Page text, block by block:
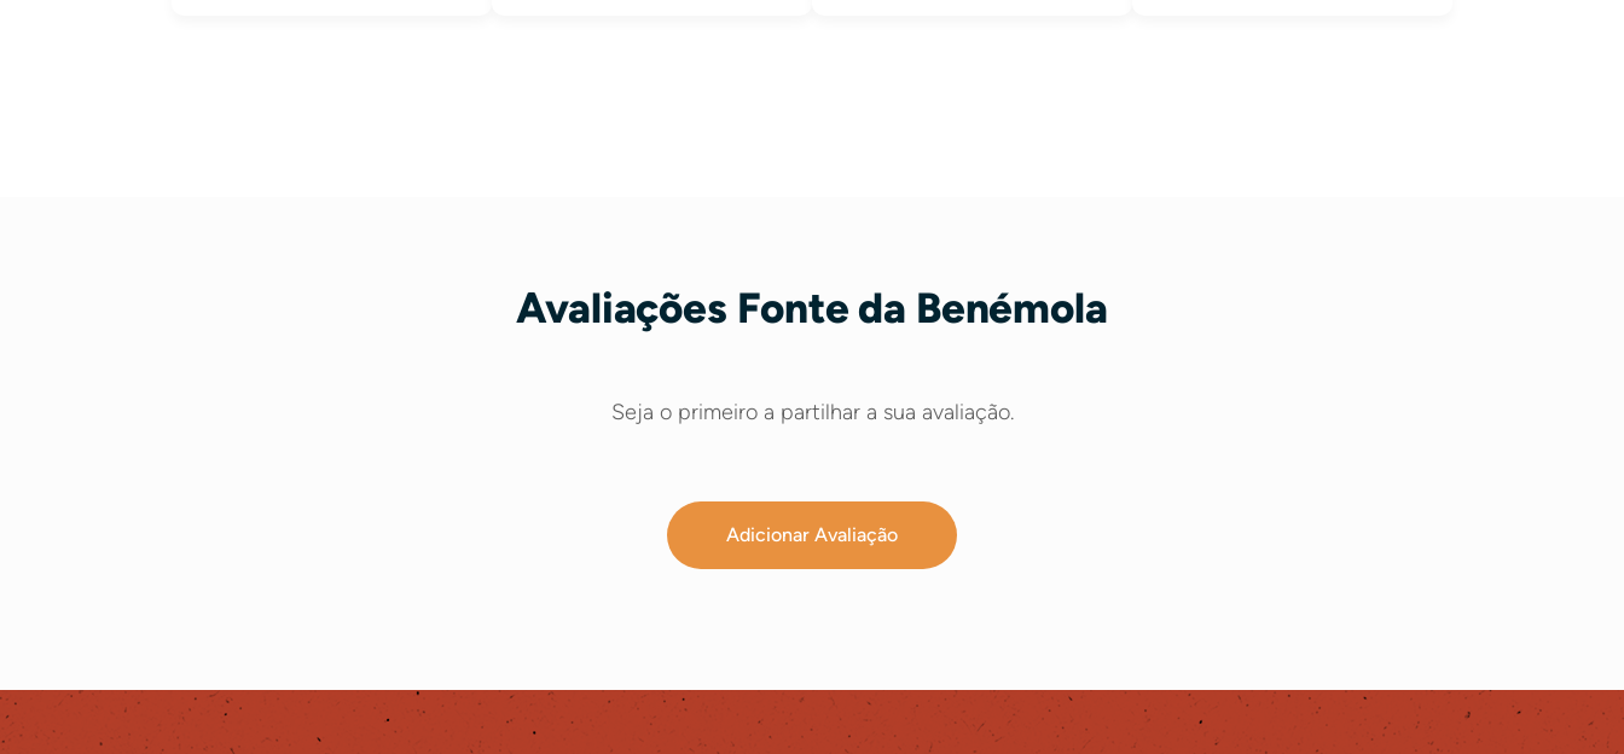
Avaliações Fonte da Benémola
Seja o primeiro a partilhar a sua avaliação.
Adicionar Avaliação